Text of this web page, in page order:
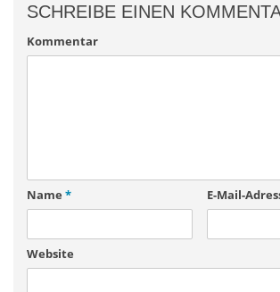
SCHREIBE EINEN
Kommentar
Name * E-Mail-
Website